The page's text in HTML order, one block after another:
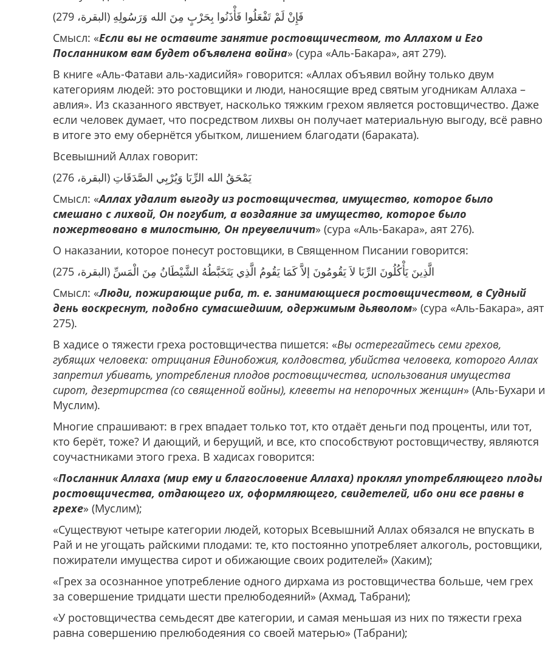
فَإِنْ لَمْ تَفْعَلُوا فَأْذَنُوا بِحَرْبٍ مِنَ الله وَرَسُولِهِ (البقرة، 279)
Смысл: «Если вы не оставите занятие ростовщичеством, то Аллахом и Его
Посланником вам будет объявлена война» (сура «Аль-Бакара», аят 279).
В книге «Аль-Фатави аль-хадисийя» говорится: «Аллах объявил войну только двум
категориям людей: это ростовщики и люди, наносящие вред святым угодникам Аллаха –
авлия». Из сказанного явствует, насколько тяжким грехом является ростовщичество. Даже
если человек думает, что посредством лихвы он получает материальную выгоду, всё равно
в итоге это ему обернётся убытком, лишением благодати (бараката).
Всевышний Аллах говорит:
يَمْحَقُ الله الرِّبَا وَيُرْبِي الصَّدَقَاتِ (البقرة، 276)
Смысл: «Аллах удалит выгоду из ростовщичества, имущество, которое было
смешано с лихвой, Он погубит, а воздаяние за имущество, которое было
пожертвовано в милостыню, Он преувеличит» (сура «Аль-Бакара», аят 276).
О наказании, которое понесут ростовщики, в Священном Писании говорится:
الَّذِينَ يَأْكُلُونَ الرِّبَا لاَ يَقُومُونَ إلاَّ كَمَا يَقُومُ الَّذِي يَتَخَبَّطُهُ الشَّيْطَانُ مِنَ الْمَسِّ (البقرة، 275)
Смысл: «Люди, пожирающие риба, т. е. занимающиеся ростовщичеством, в Судный
день воскреснут, подобно сумасшедшим, одержимым дьяволом» (сура «Аль-Бакара», аят
275).
В хадисе о тяжести греха ростовщичества пишется: «Вы остерегайтесь семи грехов,
губящих человека: отрицания Единобожия, колдовства, убийства человека, которого Аллах
запретил убивать, употребления плодов ростовщичества, использования имущества
сирот, дезертирства (со священной войны), клеветы на непорочных женщин» (Аль-Бухари и
Муслим).
Многие спрашивают: в грех впадает только тот, кто отдаёт деньги под проценты, или тот,
кто берёт, тоже? И дающий, и берущий, и все, кто способствуют ростовщичеству, являются
соучастниками этого греха. В хадисах говорится:
«Посланник Аллаха (мир ему и благословение Аллаха) проклял употребляющего плоды
ростовщичества, отдающего их, оформляющего, свидетелей, ибо они все равны в
грехе» (Муслим);
«Существуют четыре категории людей, которых Всевышний Аллах обязался не впускать в
Рай и не угощать райскими плодами: те, кто постоянно употребляет алкоголь, ростовщики,
пожиратели имущества сирот и обижающие своих родителей» (Хаким);
«Грех за осознанное употребление одного дирхама из ростовщичества больше, чем грех
за совершение тридцати шести прелюбодеяний» (Ахмад, Табрани);
«У ростовщичества семьдесят две категории, и самая меньшая из них по тяжести греха
равна совершению прелюбодеяния со своей матерью» (Табрани);